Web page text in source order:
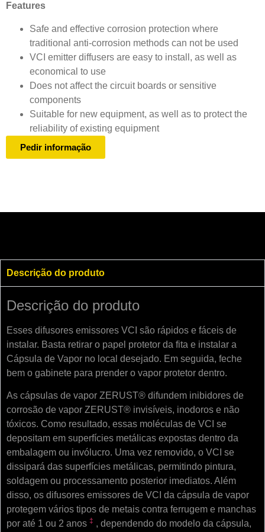
Features
Safe and effective corrosion protection where
traditional anti-corrosion methods can not be used
VCI emitter diffusers are easy to install, as well as
economical to use
Does not affect the circuit boards or sensitive
components
Suitable for new equipment, as well as to protect the
reliability of existing equipment
Pedir informação
Descrição do produto
Descrição do produto
Esses difusores emissores VCI são rápidos e fáceis de
instalar. Basta retirar o papel protetor da fita e instalar a
Cápsula de Vapor no local desejado. Em seguida, feche
bem o gabinete para prender o vapor protetor dentro.
As cápsulas de vapor ZERUST® difundem inibidores de
corrosão de vapor ZERUST® invisíveis, inodoros e não
tóxicos. Como resultado, essas moléculas de VCI se
depositam em superfícies metálicas expostas dentro da
embalagem ou invólucro. Uma vez removido, o VCI se
dissipará das superfícies metálicas, permitindo pintura,
soldagem ou processamento posterior imediatos. Além
disso, os difusores emissores de VCI da cápsula de vapor
protegem vários tipos de metais contra ferrugem e manchas
por até 1 ou 2 anos ‡ , dependendo do modelo da cápsula,